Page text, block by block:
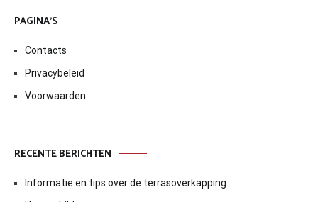
PAGINA’S
Contacts
Privacybeleid
Voorwaarden
RECENTE BERICHTEN
Informatie en tips over de terrasoverkapping